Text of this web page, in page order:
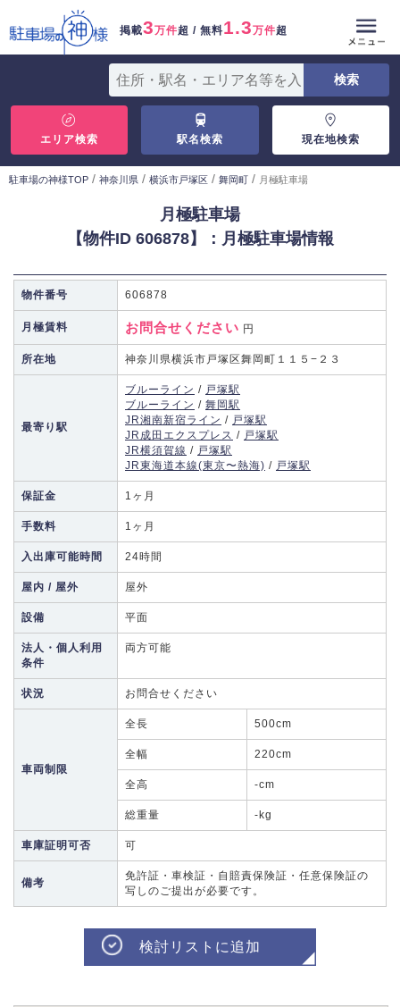
掲載3万件超 / 無料1.3万件超
エリア検索 駅名検索 現在地検索
駐車場の神様TOP / 神奈川県 / 横浜市戸塚区 / 舞岡町 / 月極駐車場
月極駐車場
【物件ID 606878】：月極駐車場情報
物件番号 606878
月極賃料 お問合せください 円
所在地 神奈川県横浜市戸塚区舞岡町１１５−２３
最寄り駅
ブルーライン / 戸塚駅
ブルーライン / 舞岡駅
JR湘南新宿ライン / 戸塚駅
JR成田エクスプレス / 戸塚駅
JR横須賀線 / 戸塚駅
JR東海道本線(東京〜熱海) / 戸塚駅
保証金 1ヶ月
手数料 1ヶ月
入出庫可能時間 24時間
屋内 / 屋外 屋外
設備 平面
法人・個人利用
条件
両方可能
状況 お問合せください
車両制限
全長 500cm
全幅 220cm
全高 -cm
総重量 -kg
車庫証明可否 可
備考
免許証・車検証・自賠責保険証・任意保険証の
写しのご提出が必要です。
検討リストに追加